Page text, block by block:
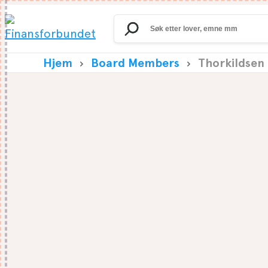
Search
for:
Hjem Board Members Thorkildsen